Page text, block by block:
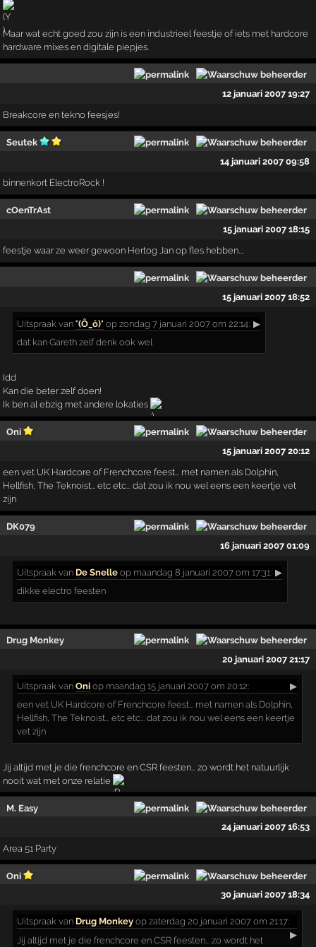
Maar wat echt goed zou zijn is een industrieel feestje of iets met hardcore
hardware mixes en digitale piepjes.
12 januari 2007 19:27
Breakcore en tekno feesjes!
Seutek
14 januari 2007 09:58
binnenkort ElectroRock !
cOenTrAst
15 januari 2007 18:15
feestje waar ze weer gewoon Hertog Jan op fles hebben....
15 januari 2007 18:52
Uitspraak van°(Ô_ô)° op zondag 7 januari 2007 om 22:14: ▶
dat kan Gareth zelf denk ook wel
Idd
Kan die beter zelf doen!
Ik ben al ebzig met andere lokaties
Oni
15 januari 2007 20:12
een vet UK Hardcore of Frenchcore feest... met namen als Dolphin,
Hellfish, The Teknoist... etc etc... dat zou ik nou wel eens een keertje vet
zijn
DK079
16 januari 2007 01:09
Uitspraak van De Snelle op maandag 8 januari 2007 om 17:31: ▶
dikke electro feesten
Drug Monkey
20 januari 2007 21:17
Uitspraak vanOni op maandag 15 januari 2007 om 20:12:
▶
een vet UK Hardcore of Frenchcore feest... met namen als Dolphin,
Hellfish, The Teknoist... etc etc... dat zou ik nou wel eens een keertje
vet zijn
Jij altijd met je die frenchcore en CSR feesten... zo wordt het natuurlijk
nooit wat met onze relatie
M. Easy
24 januari 2007 16:53
Area 51 Party
Oni
30 januari 2007 18:34
Uitspraak van Drug Monkey op zaterdag 20 januari 2007 om 21:17:
▶
Jij altijd met je die frenchcore en CSR feesten... zo wordt het